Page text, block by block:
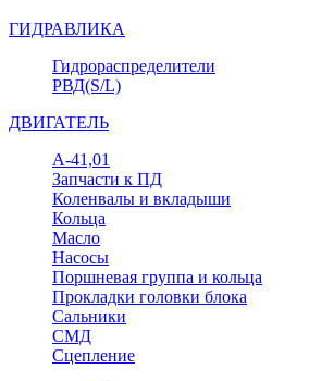
ГИДРАВЛИКА
Гидрораспределители
РВД(S/L)
ДВИГАТЕЛЬ
А-41,01
Запчасти к ПД
Коленвалы и вкладыши
Кольца
Масло
Насосы
Поршневая группа и кольца
Прокладки головки блока
Сальники
СМД
Сцепление